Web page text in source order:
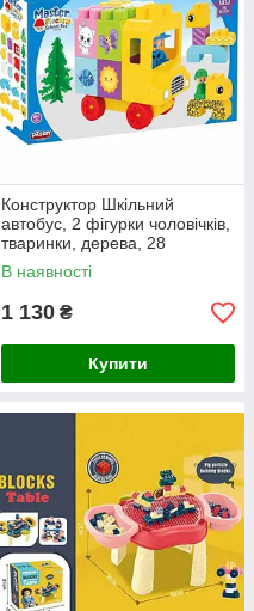
Конструктор Шкільний
автобус, 2 фігурки чоловічків,
тваринки, дерева, 28
елементів великі яскраві
деталі, від 2 х років
В наявності
1 130 ₴
Купити